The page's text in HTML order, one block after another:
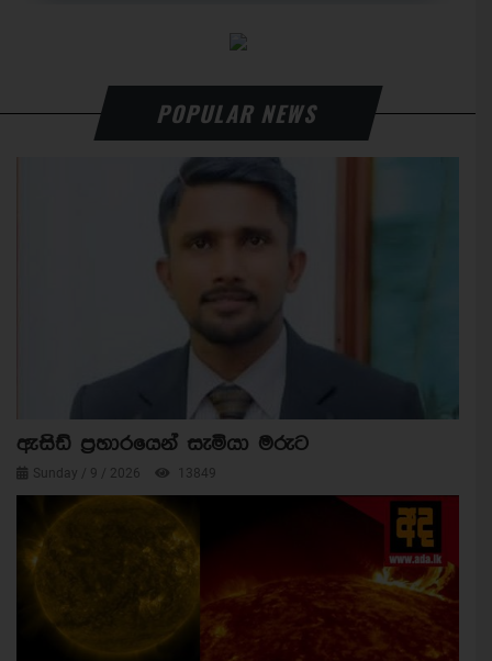
POPULAR NEWS
ඇසිඩ් ප්‍රහාරයෙන් සැමියා මරුට
Sunday / 9 / 2026 13849